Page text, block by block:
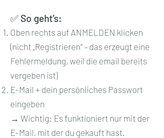
✅ So geht’s:
Oben rechts auf ANMELDEN klicken
(nicht „Registrieren“ – das erzeugt eine
Fehlermeldung, weil die email bereits
vergeben ist)
E-Mail + dein persönliches Passwort
eingeben
→ Wichtig: Es funktioniert nur mit der
E-Mail, mit der du gekauft hast.